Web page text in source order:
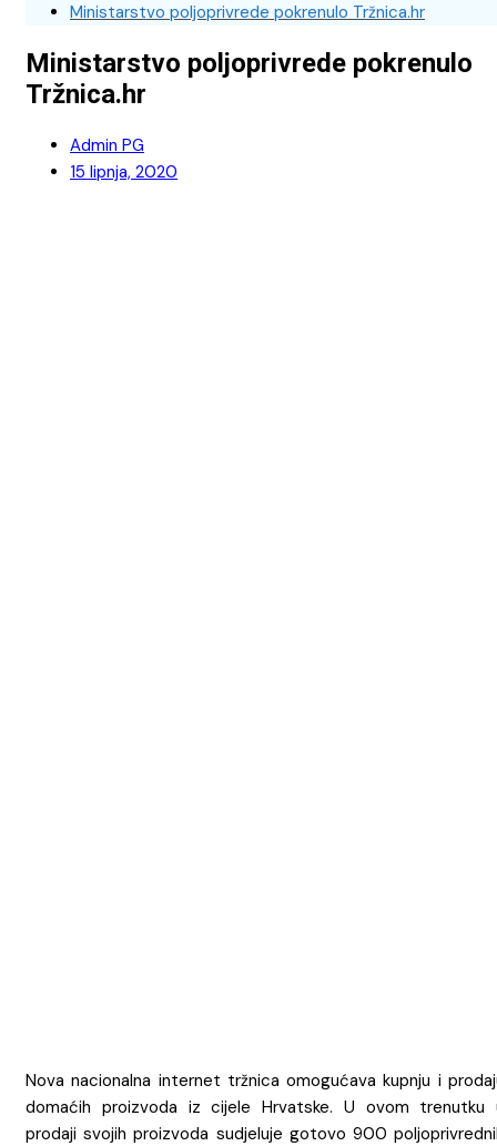
Ministarstvo poljoprivrede pokrenulo Tržnica.hr
Ministarstvo poljoprivrede pokrenulo
Tržnica.hr
Admin PG
15 lipnja, 2020
Nova nacionalna internet tržnica omogućava kupnju i
domaćih proizvoda iz cijele Hrvatske. U ovom trenutku
prodaji svojih proizvoda sudjeluje gotovo 900